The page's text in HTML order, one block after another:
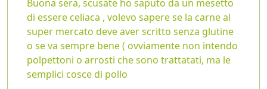
Buona sera, scusate ho saputo da un mesetto
di essere celiaca , volevo sapere se la carne al
super mercato deve aver scritto senza glutine
o se va sempre bene ( ovviamente non intendo
polpettoni o arrosti che sono trattatati, ma le
semplici cosce di pollo